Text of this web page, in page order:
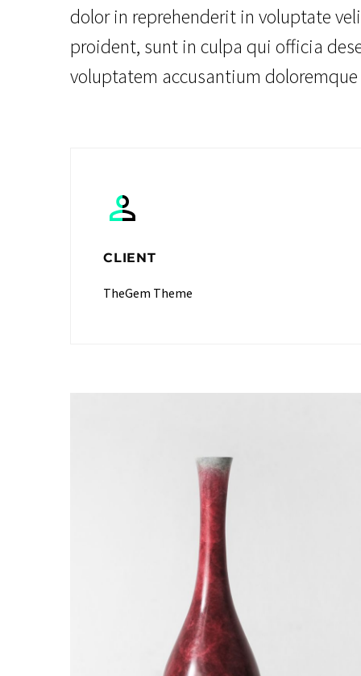
dolor in reprehenderit in voluptate
proident, sunt in culpa qui officia
voluptatem accusantium
CLIENT
TheGem Theme